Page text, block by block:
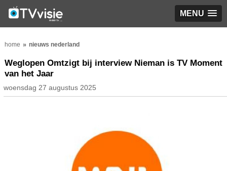
MENU
home nieuws nederland
Weglopen Omtzigt bij interview Nieman is TV Moment
van het Jaar
woensdag 27 augustus 2025